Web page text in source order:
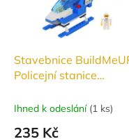
Stavebnice
Policejní stanice
Ihned k odeslání (1 ks)
235 Kč